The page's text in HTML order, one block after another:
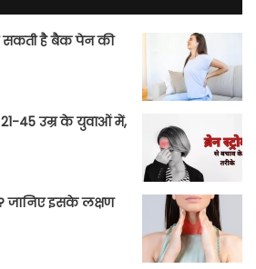
है बैक पेन की
21-45 उम्र के युवाओं में,
जानिए इसके लक्षण